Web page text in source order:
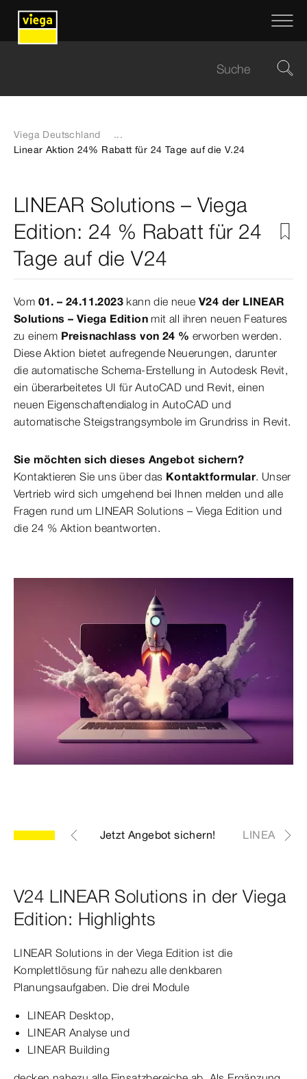
Viega Deutschland
...
Linear Aktion 24% Rabatt für 24 Tage auf die V.24
LINEAR Solutions – Viega
Edition: 24 % Rabatt für 24
Tage auf die V24
Vom 01. – 24.11.2023 kann die neueV24 der LINEAR
Solutions – Viega Edition mit all ihren neuen Features
zu einem Preisnachlass von 24 % erworben werden.
Diese Aktion bietet aufregende Neuerungen, darunter
die automatische Schema-Erstellung in Autodesk Revit,
ein überarbeitetes UI für AutoCAD und Revit, einen
neuen Eigenschaftendialog in AutoCAD und
automatische Steigstrangsymbole im Grundriss in Revit.
Sie möchten sich dieses Angebot sichern?
Kontaktieren Sie uns über das Kontaktformular. Unser
Vertrieb wird sich umgehend bei Ihnen melden und alle
Fragen rund um LINEAR Solutions – Viega Edition und
die 24 % Aktion beantworten.
V24 Jetzt Angebot sichern! LINEAR
V24 LINEAR Solutions in der Viega
Edition: Highlights
LINEAR Solutions in der Viega Edition ist die
Komplettlösung für nahezu alle denkbaren
Planungsaufgaben. Die drei Module
LINEAR Desktop,
LINEAR Analyse und
LINEAR Building